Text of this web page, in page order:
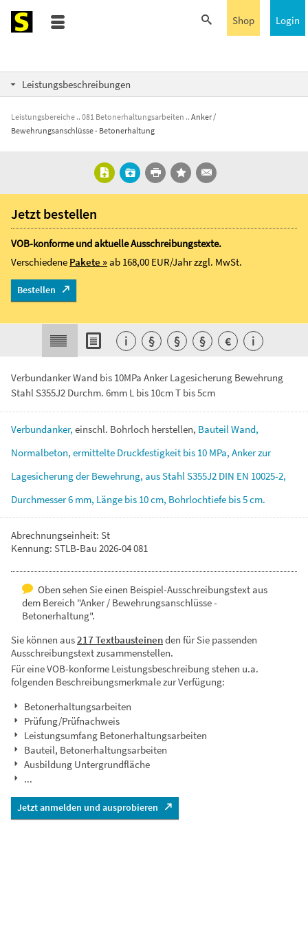
Login
Shop
Leistungsbeschreibungen
Leistungsbereiche 081 Betonerhaltungsarbeiten
Anker /
Bewehrungsanschlüsse - Betonerhaltung
Verbundanker Wand bis 10MPa Anker Lagesicherung Bewehrung
Stahl S355J2 Durchm. 6mm L bis 10cm T bis 5cm
Verbundanker, einschl. Bohrloch herstellen, BauteilWand,
Normalbeton, ermittelte Druckfestigkeit bis 10 MPa, Ankerzur
LagesicherungderBewehrung, ausStahlS355J2 DIN EN 10025-2,
Durchmesser6 mm, Länge bis 10cm, Bohrlochtiefe bis5cm.
Abrechnungseinheit: St
Kennung: STLB-Bau 2026-04 081
Oben sehen Sie einen Beispiel-Ausschreibungstext aus
dem Bereich "Anker / Bewehrungsanschlüsse -
Betonerhaltung".
Sie können aus217 Textbausteinenden für Sie passenden
Ausschreibungstext zusammenstellen.
Für eine VOB-konforme Leistungsbeschreibung stehen u.a.
folgenden Beschreibungsmerkmale zur Verfügung:
Betonerhaltungsarbeiten
Prüfung/Prüfnachweis
Leistungsumfang Betonerhaltungsarbeiten
Bauteil, Betonerhaltungsarbeiten
Ausbildung Untergrundfläche
...
Jetzt anmelden und ausprobieren
Jetzt bestellen
VOB-konforme und aktuelle Ausschreibungstexte.
Verschiedene Pakete »ab 168,00 EUR/Jahrzzgl. MwSt.
Bestellen
i § § § € i